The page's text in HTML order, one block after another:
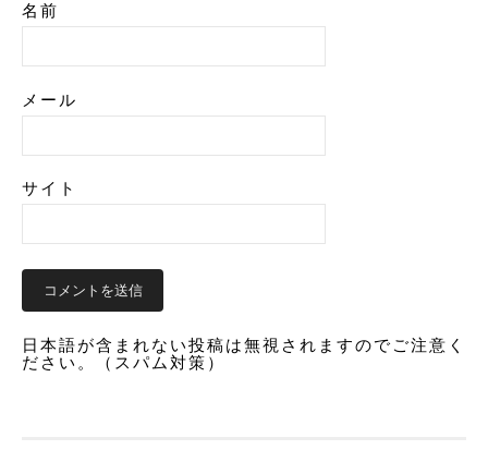
名前
メール
サイト
日本語が含まれない投稿は無視されますのでご注意く
ださい。（スパム対策）